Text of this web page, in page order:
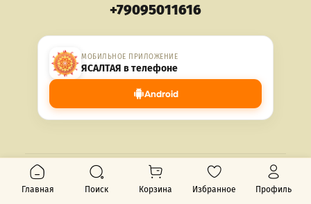
+79095011616
МОБИЛЬНОЕ ПРИЛОЖЕНИЕ
ЯСАЛТАЯ в телефоне
Android
© 2026 ЯСАЛТАЯ. Все права защищены.
Главная
Поиск Корзина Избранное Профиль